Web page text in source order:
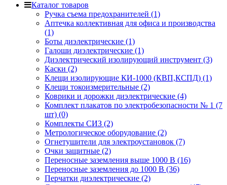
Каталог товаров
Ручка съема предохранителей (1)
Аптечка коллективная для офиса и производства
(1)
Боты диэлектрические (1)
Галоши диэлектрические (1)
Диэлектрический изолирующий инструмент (3)
Каски (2)
Клещи изолирующие КИ-1000 (КВП,КСПД) (1)
Клещи токоизмерительные (2)
Коврики и дорожки диэлектрические (4)
Комплект плакатов по электробезопасности № 1 (7
шт) (0)
Комплекты СИЗ (2)
Метрологическое оборудование (2)
Огнетушители для электроустановок (7)
Очки защитные (2)
Переносные заземления выше 1000 В (16)
Переносные заземления до 1000 В (36)
Перчатки диэлектрические (2)